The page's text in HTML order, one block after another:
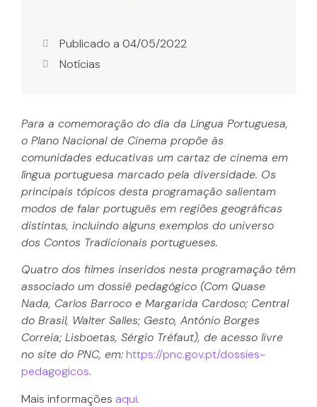
Publicado a 04/05/2022
Notícias
Para a comemoração do dia da Língua Portuguesa,
o Plano Nacional de Cinema propõe às
comunidades educativas um cartaz de cinema em
língua portuguesa marcado pela diversidade. Os
principais tópicos desta programação salientam
modos de falar português em regiões geográficas
distintas, incluindo alguns exemplos do universo
dos Contos Tradicionais portugueses.
Quatro dos filmes inseridos nesta programação têm
associado um dossiê pedagógico (Com Quase
Nada, Carlos Barroco e Margarida Cardoso; Central
do Brasil, Walter Salles; Gesto, António Borges
Correia; Lisboetas, Sérgio Tréfaut), de acesso livre
no site do PNC, em:https://pnc.gov.pt/dossies-
pedagogicos.
Mais informações aqui.